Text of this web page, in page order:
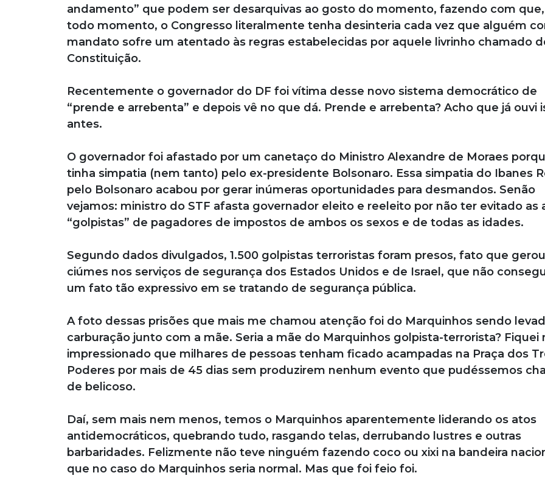
andamento” que podem ser desarquivas ao gosto do momento, fazendo com
todo momento, o Congresso literalmente tenha desinteria cada vez que alguém
mandato sofre um atentado às regras estabelecidas por aquele livrinho chamado
Constituição.
Recentemente o governador do DF foi vítima desse novo sistema democrático de
“prende e arrebenta” e depois vê no que dá. Prende e arrebenta? Acho que já ouvi
antes.
O governador foi afastado por um canetaço do Ministro Alexandre de Moraes
tinha simpatia (nem tanto) pelo ex-presidente Bolsonaro. Essa simpatia do Ibanes
pelo Bolsonaro acabou por gerar inúmeras oportunidades para desmandos. Senão
vejamos: ministro do STF afasta governador eleito e reeleito por não ter evitado as
“golpistas” de pagadores de impostos de ambos os sexos e de todas as idades.
Segundo dados divulgados, 1.500 golpistas terroristas foram presos, fato que gerou
ciúmes nos serviços de segurança dos Estados Unidos e de Israel, que não
um fato tão expressivo em se tratando de segurança pública.
A foto dessas prisões que mais me chamou atenção foi do Marquinhos sendo
carburação junto com a mãe. Seria a mãe do Marquinhos golpista-terrorista? Fiquei
impressionado que milhares de pessoas tenham ficado acampadas na Praça dos
Poderes por mais de 45 dias sem produzirem nenhum evento que pudéssemos
de belicoso.
Daí, sem mais nem menos, temos o Marquinhos aparentemente liderando os atos
antidemocráticos, quebrando tudo, rasgando telas, derrubando lustres e outras
barbaridades. Felizmente não teve ninguém fazendo coco ou xixi na bandeira
que no caso do Marquinhos seria normal. Mas que foi feio foi.